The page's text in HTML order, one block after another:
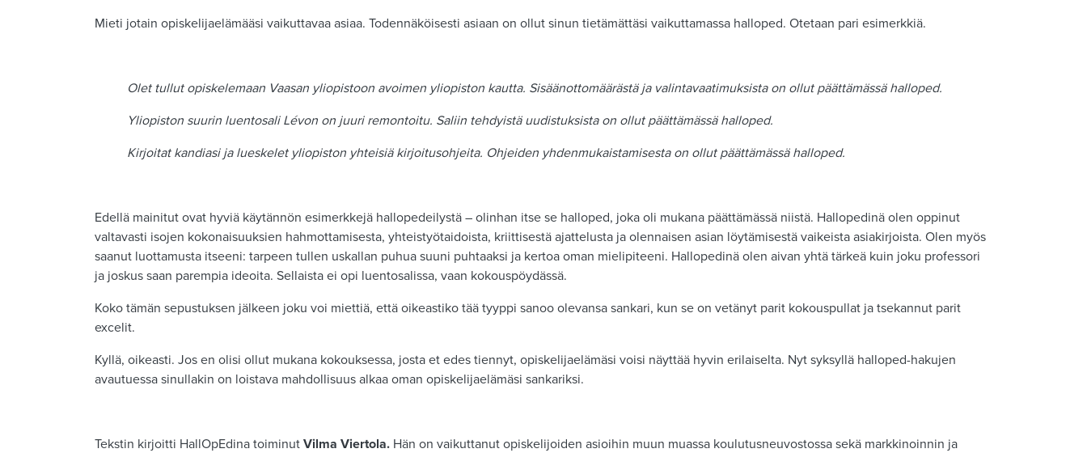
Mieti jotain opiskelijaelämääsi vaikuttavaa asiaa. Todennäköisesti asiaan on ollut sinun tietämättäsi vaikuttamassa halloped. Otetaan pari esimerkkiä.
Olet tullut opiskelemaan Vaasan yliopistoon avoimen yliopiston kautta. Sisäänottomäärästä ja valintavaatimuksista on ollut päättämässä halloped.
Yliopiston suurin luentosali Lévon on juuri remontoitu. Saliin tehdyistä uudistuksista on ollut päättämässä halloped.
Kirjoitat kandiasi ja lueskelet yliopiston yhteisiä kirjoitusohjeita. Ohjeiden yhdenmukaistamisesta on ollut päättämässä halloped.
Edellä mainitut ovat hyviä käytännön esimerkkejä hallopedeilystä – olinhan itse se halloped, joka oli mukana päättämässä niistä. Hallopedinä olen oppinut
valtavasti isojen kokonaisuuksien hahmottamisesta, yhteistyötaidoista, kriittisestä ajattelusta ja olennaisen asian löytämisestä vaikeista asiakirjoista. Olen myös
saanut luottamusta itseeni: tarpeen tullen uskallan puhua suuni puhtaaksi ja kertoa oman mielipiteeni. Hallopedinä olen aivan yhtä tärkeä kuin joku professori
ja joskus saan parempia ideoita. Sellaista ei opi luentosalissa, vaan kokouspöydässä.
Koko tämän sepustuksen jälkeen joku voi miettiä, että oikeastiko tää tyyppi sanoo olevansa sankari, kun se on vetänyt parit kokouspullat ja tsekannut parit
excelit.
Kyllä, oikeasti. Jos en olisi ollut mukana kokouksessa, josta et edes tiennyt, opiskelijaelämäsi voisi näyttää hyvin erilaiselta. Nyt syksyllä halloped-hakujen
avautuessa sinullakin on loistava mahdollisuus alkaa oman opiskelijaelämäsi sankariksi.
Tekstin kirjoitti HallOpEdina toiminut Vilma Viertola. Hän on vaikuttanut opiskelijoiden asioihin muun muassa koulutusneuvostossa sekä markkinoinnin ja